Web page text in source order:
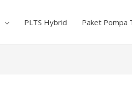
PLTS Hybrid Paket Pompa